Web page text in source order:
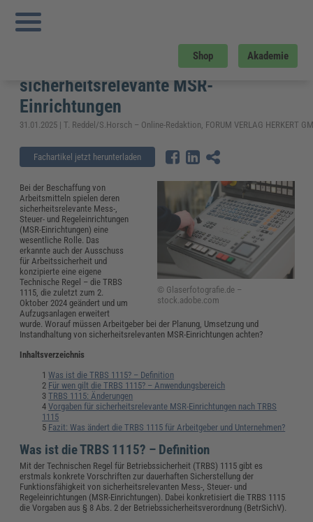
Shop Akademie
Sie sind hier:
und aktuelle Anforderungen an sicherheitsrelevante MSR-Einrichtungen
TRBS 1115: Änderungen und aktuelle
sicherheitsrelevante MSR-
Einrichtungen
31.01.2025 | T. Reddel/S.Horsch – Online-Redaktion, FORUM VERLAG HERKERT
Fachartikel jetzt herunterladen
© Glaserfotografie.de –
stock.adobe.com
Bei der Beschaffung von
Arbeitsmitteln spielen deren
sicherheitsrelevante Mess-,
Steuer- und Regeleinrichtungen
(MSR-Einrichtungen) eine
wesentliche Rolle. Das
erkannte auch der Ausschuss
für Arbeitssicherheit und
konzipierte eine eigene
Technische Regel – die TRBS
1115, die zuletzt zum 2.
Oktober 2024 geändert und um
Aufzugsanlagen erweitert
wurde. Worauf müssen Arbeitgeber bei der Planung, Umsetzung und
Instandhaltung von sicherheitsrelevanten MSR-Einrichtungen achten?
Inhaltsverzeichnis
Was ist die TRBS 1115? – Definition
Für wen gilt die TRBS 1115? – Anwendungsbereich
TRBS 1115: Änderungen
Vorgaben für sicherheitsrelevante MSR-Einrichtungen nach TRBS
1115
Fazit: Was ändert die TRBS 1115 für Arbeitgeber und Unternehmen?
Was ist die TRBS 1115? – Definition
Mit der Technischen Regel für Betriebssicherheit (TRBS) 1115 gibt es
erstmals konkrete Vorschriften zur dauerhaften Sicherstellung der
Funktionsfähigkeit von sicherheitsrelevanten Mess-, Steuer- und
Regeleinrichtungen (MSR-Einrichtungen). Dabei konkretisiert die TRBS 1115
die Vorgaben aus § 8 Abs. 2 der Betriebssicherheitsverordnung (BetrSichV).